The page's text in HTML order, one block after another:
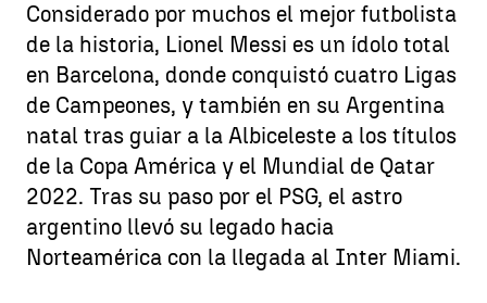
Considerado por muchos el mejor futbolista
de la historia, Lionel Messi es un ídolo total
en Barcelona, donde conquistó cuatro Ligas
de Campeones, y también en su Argentina
natal tras guiar a la Albiceleste a los títulos
de la Copa América y el Mundial de Qatar
2022. Tras su paso por el PSG, el astro
argentino llevó su legado hacia
Norteamérica con la llegada al Inter Miami.